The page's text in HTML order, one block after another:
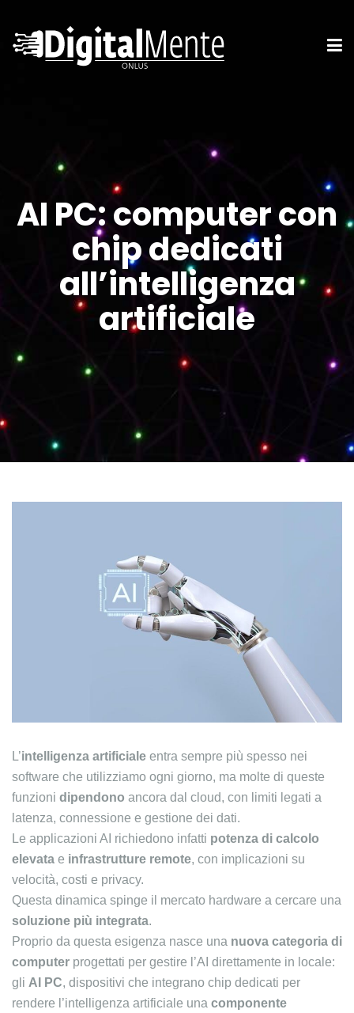
AI PC: computer con
chip dedicati
all’intelligenza
artificiale
L’intelligenza artificiale entra sempre più spesso nei
software che utilizziamo ogni giorno, ma molte di queste
funzioni dipendono ancora dal cloud, con limiti legati a
latenza, connessione e gestione dei dati.
Le applicazioni AI richiedono infatti potenza di calcolo
elevata e infrastrutture remote, con implicazioni su
velocità, costi e privacy.
Questa dinamica spinge il mercato hardware a cercare una
soluzione più integrata.
Proprio da questa esigenza nasce una nuova categoria di
computer progettati per gestire l’AI direttamente in locale:
gli AI PC, dispositivi che integrano chip dedicati per
rendere l’intelligenza artificiale una componente